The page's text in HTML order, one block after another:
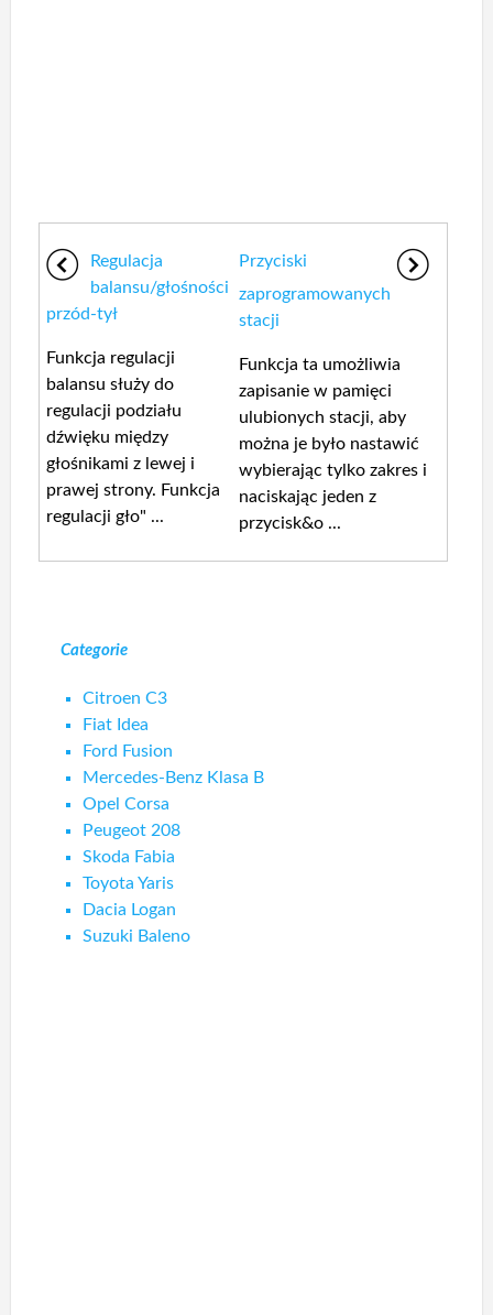
Regulacja
balansu/głośności
przód-tył
Funkcja regulacji
balansu służy do
regulacji podziału
dźwięku między
głośnikami z lewej i
prawej strony. Funkcja
regulacji gło" ...
Przyciski
zaprogramowanych
stacji
Funkcja ta umożliwia
zapisanie w pamięci
ulubionych stacji, aby
można je było nastawić
wybierając tylko zakres i
naciskając jeden z
przycisk&o ...
Categorie
Citroen C3
Fiat Idea
Ford Fusion
Mercedes-Benz Klasa B
Opel Corsa
Peugeot 208
Skoda Fabia
Toyota Yaris
Dacia Logan
Suzuki Baleno